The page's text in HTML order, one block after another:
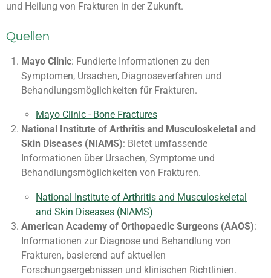
und Heilung von Frakturen in der Zukunft.
Quellen
Mayo Clinic: Fundierte Informationen zu den
Symptomen, Ursachen, Diagnoseverfahren und
Behandlungsmöglichkeiten für Frakturen.
Mayo Clinic - Bone Fractures
National Institute of Arthritis and Musculoskeletal and
Skin Diseases (NIAMS): Bietet umfassende
Informationen über Ursachen, Symptome und
Behandlungsmöglichkeiten von Frakturen.
National Institute of Arthritis and Musculoskeletal
and Skin Diseases (NIAMS)
American Academy of Orthopaedic Surgeons (AAOS):
Informationen zur Diagnose und Behandlung von
Frakturen, basierend auf aktuellen
Forschungsergebnissen und klinischen Richtlinien.